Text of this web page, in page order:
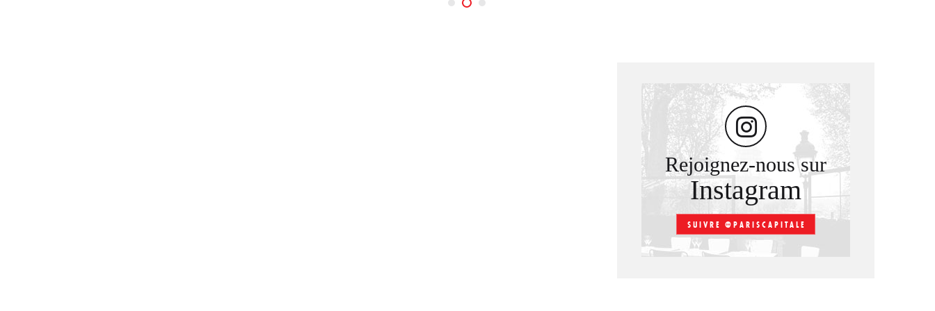
Rejoignez-nous sur
Instagram
SUIVRE @PARISCAPITALE